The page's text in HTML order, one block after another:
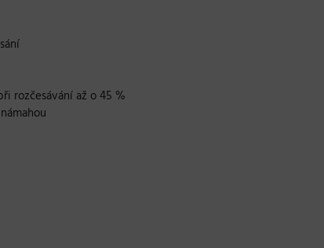
rozčesávání až o 45 %